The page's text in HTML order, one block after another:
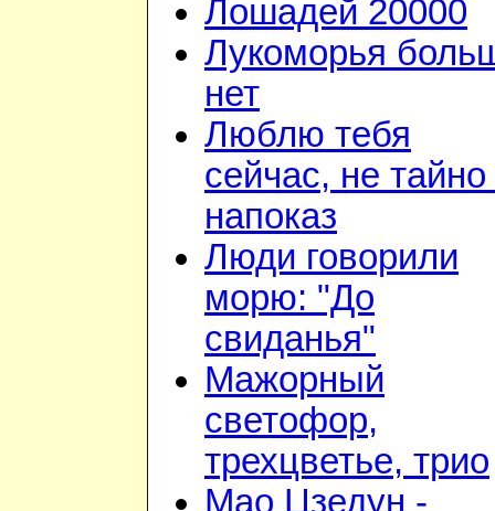
Лошадей 20000
Лукоморья
нет
Люблю тебя
сейчас, не тайно
напоказ
Люди говорили
морю: "До
свиданья"
Мажорный
светофор,
трехцветье, трио
Мао Цзедун -